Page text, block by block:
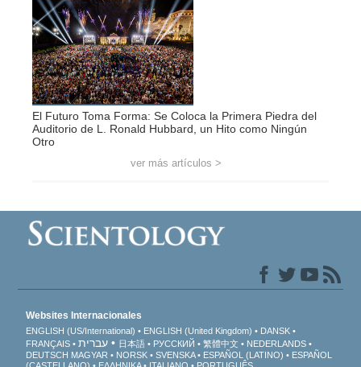
El Futuro Toma Forma: Se Coloca la Primera Piedra del
Auditorio de L. Ronald Hubbard, un Hito como Ningún
Otro
ver más artículos >
Websites Internacionales
ENGLISH (US/International) ENGLISH (United Kingdom)
DANSK
FRANÇAIS
עברית 日本語 РУССКИЙ 繁體中文
NEDERLANDS
DEUTSCH MAGYAR NORSK SVENSKA ESPAÑOL (LATINO)
ESPAÑOL